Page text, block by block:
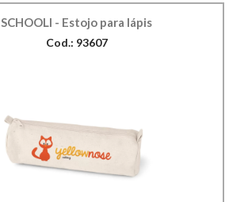
SCHOOLI - Estojo para lápis
Cod.: 93607